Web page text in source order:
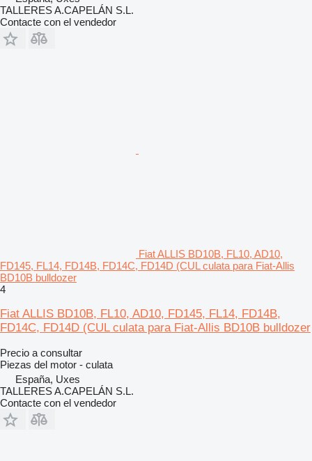
TALLERES A.CAPELÁN S.L.
Contacte con el vendedor
Fiat ALLIS BD10B, FL10, AD10,
FD145, FL14, FD14B, FD14C, FD14D (CUL culata para Fiat-Allis
BD10B bulldozer
4
Fiat ALLIS BD10B, FL10, AD10, FD145, FL14, FD14B,
FD14C, FD14D (CUL culata para Fiat-Allis BD10B bulldozer
Precio a consultar
Piezas del motor - culata
España, Uxes
TALLERES A.CAPELÁN S.L.
Contacte con el vendedor